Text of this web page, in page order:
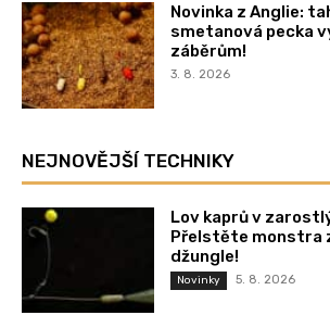
Novinka z Anglie:
smetanová pecka
záběrům!
3. 8. 2026
NEJNOVĚJŠÍ TECHNIKY
Lov kaprů v
Přelstěte monstra
džungle!
Novinky 5. 8. 2026